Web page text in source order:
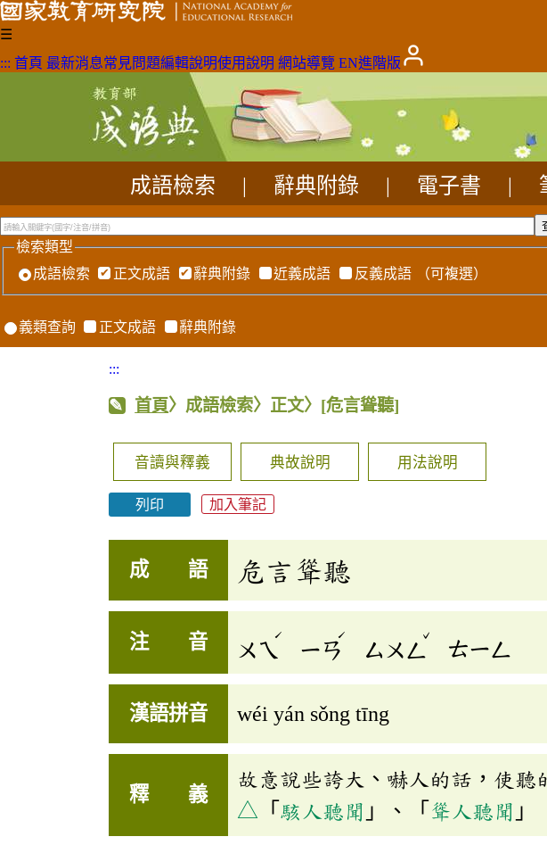
☰
::: 首頁 最新消息常見問題編輯說明使用說明 網站導覽 EN進階版
成語檢索 辭典附錄 電子書
檢索類型
成語檢索
正文成語 辭典附錄 近義成語 反義成語 （可複選）
義類查詢 正文成語 辭典附錄
:::
首頁〉成語檢索〉正文〉 [危言聳聽]
音讀與釋義 典故說明 用法說明
列印 加入筆記
成 語 危言聳聽
注 音 ㄨㄟ
ˊ
ㄧㄢ
ˊ
ㄙㄨㄥ
ˇ
ㄊㄧㄥ
漢語拼音 wéi yán sǒng tīng
釋 義
故意說些誇大、嚇人的話，使聽
△ 「 駭人聽聞 」、「 聳人聽聞 」